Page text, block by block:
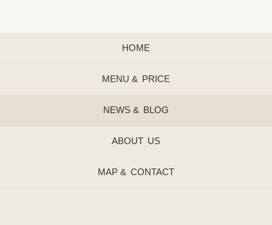
HOME
MENU & PRICE
NEWS & BLOG
ABOUT US
MAP & CONTACT